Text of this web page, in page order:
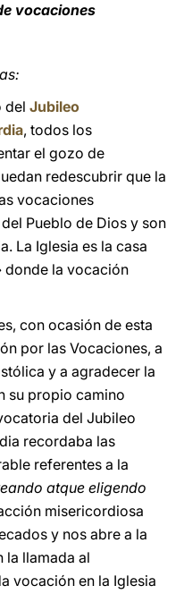
vocaciones
del Jubileo
, todos los
el gozo de
redescubrir que la
vocaciones
Pueblo de Dios y son
La Iglesia es la casa
donde la vocación
con ocasión de esta
por las Vocaciones, a
y a agradecer la
su propio camino
del Jubileo
recordaba las
referentes a la
atque eligendo
misericordiosa
y nos abre a la
la llamada al
vocación en la Iglesia